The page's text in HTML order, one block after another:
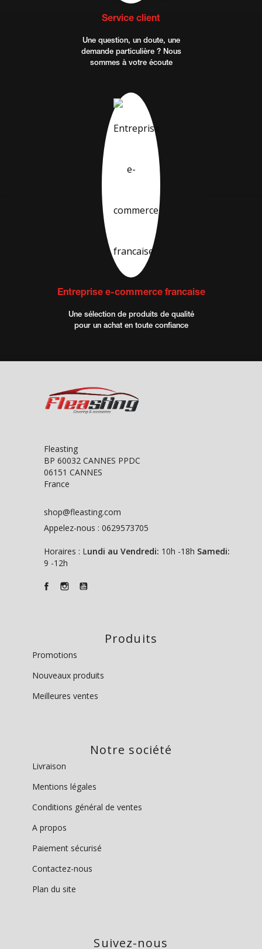
Service client
Une question, un doute, une
demande particulière ? Nous
sommes à votre écoute
Entreprise e-commerce francaise
Une sélection de produits de qualité
pour un achat en toute confiance
Fleasting
BP 60032 CANNES PPDC
06151 CANNES
France
shop@fleasting.com
Appelez-nous : 0629573705
Horaires : Lundi au Vendredi: 10h -18h Samedi:
9 -12h
Produits
Promotions
Nouveaux produits
Meilleures ventes
Notre société
Livraison
Mentions légales
Conditions général de ventes
A propos
Paiement sécurisé
Contactez-nous
Plan du site
Suivez-nous